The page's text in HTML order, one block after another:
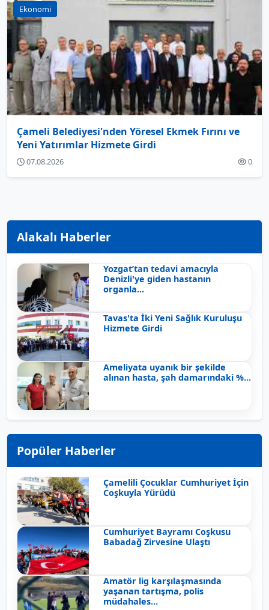
Ekonomi
Çameli Belediyesi'nden Yöresel Ekmek Fırını ve
Yeni Yatırımlar Hizmete Girdi
07.08.2026 0
Alakalı Haberler
Yozgat’tan tedavi amacıyla
Denizli'ye giden hastanın
organla...
Tavas'ta İki Yeni Sağlık Kuruluşu
Hizmete Girdi
Ameliyata uyanık bir şekilde
alınan hasta, şah damarındaki %...
Popüler Haberler
Çamelili Çocuklar Cumhuriyet İçin
Coşkuyla Yürüdü
Cumhuriyet Bayramı Coşkusu
Babadağ Zirvesine Ulaştı
Amatör lig karşılaşmasında
yaşanan tartışma, polis
müdahales...